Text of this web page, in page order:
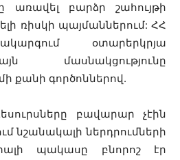
առավել բարձր շահույթի
ռիսկի պայմաններում: ՀՀ
օտարերկրյա
մասնակցությունը
քանի գործոններով.
բավարար չէին
նշանակալի ներդրումների
պակասը բնորոշ էր